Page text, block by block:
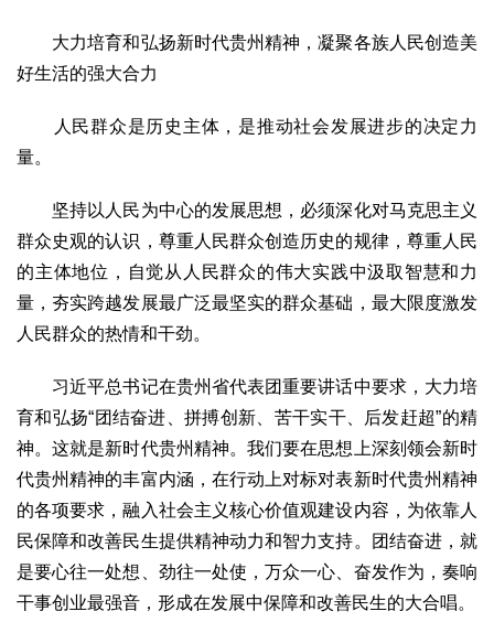
大力培育和弘扬新时代贵州精神，凝聚各族人民创造美
好生活的强大合力
人民群众是历史主体，是推动社会发展进步的决定力
量。
坚持以人民为中心的发展思想，必须深化对马克思主义
群众史观的认识，尊重人民群众创造历史的规律，尊重人民
的主体地位，自觉从人民群众的伟大实践中汲取智慧和力
量，夯实跨越发展最广泛最坚实的群众基础，最大限度激发
人民群众的热情和干劲。
习近平总书记在贵州省代表团重要讲话中要求，大力培
育和弘扬“团结奋进、拼搏创新、苦干实干、后发赶超”的精
神。这就是新时代贵州精神。我们要在思想上深刻领会新时
代贵州精神的丰富内涵，在行动上对标对表新时代贵州精神
的各项要求，融入社会主义核心价值观建设内容，为依靠人
民保障和改善民生提供精神动力和智力支持。团结奋进，就
是要心往一处想、劲往一处使，万众一心、奋发作为，奏响
干事创业最强音，形成在发展中保障和改善民生的大合唱。